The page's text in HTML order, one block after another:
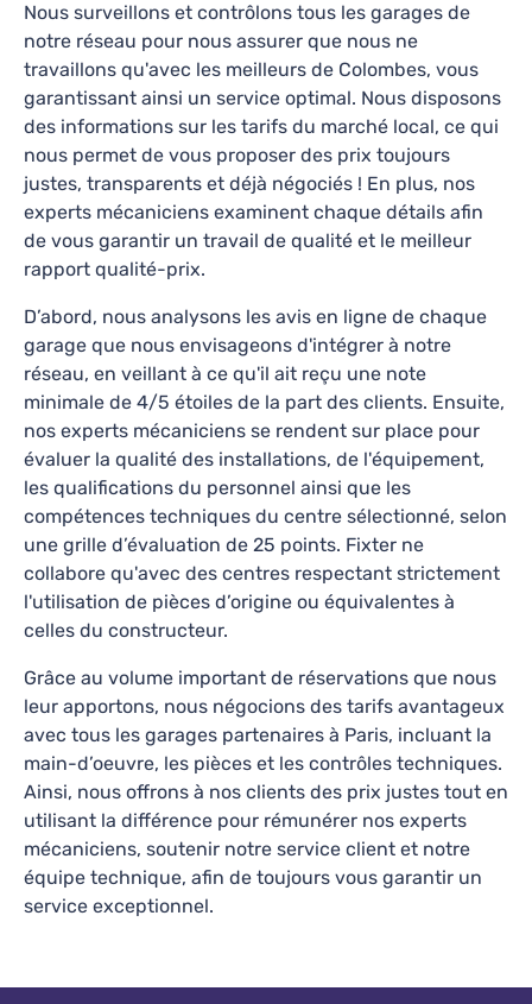
vous dire que ce garage est le meilleur que j’ai pu
trouver. Les vitres de ma fiat 500 ne s’ouvraient
plus et ce monsieur me les a changées
parfaitement, et comble de l’honnêteté cela lui
ayant pris moins de temps que prévu il m’a réduit
le prix qu’il m’avait indiqué sur le devis… je n’ai
jamais vu ça et pourtant ça existe… de plus j’ai eu
un rdv rapidement, ils Se sont arrangés au plus
vite pour me rajouter car je devais prendre la
avec la dame au téléphone également très
aimable merci à elle! Avec en prime d’excellents
conseils pour la suite et garder le véhicule en
état le plus longtemps possible de monsieur et
son collègue, ainsi que madame au téléphone.
Merci infiniment pour votre professionnalisme
ainsi que votre disponibilité: vous êtes
merveilleux toute l’équipe ! ^^ foncez les yeux
fermés , vraiment, je ne comprends pas certains
mauvais avis sincèrement car des mauvaises
expériences dans des garages j’en ai vécues des
pouvez y aller les yeux fermés !
Alix L — il y a 2 mois
10+
Réservations avec Fixter
10+
Années d'activité
AS Auto Sécurité Contrôle technique
Nanterre La Boule
4.8 842
TARIFS FIXTER
10 Avenue Vladimir Ilitch Lénine, Hauts-de-Seine,
Nanterre, 92000
Lundi-Vendredi: 08h30 - 18h00
Contrôle Technique
Collecte & restitution disponible
En savoir plus
Ce qu’en disent nos clients
Cool
François Dufranc —a month ago
Réservations avec Fixter
10
Années d'activité
Autovision - Argenteuil (95)
TARIFS FIXTER
Nous surveillons et contrôlons tous les garages de
notre réseau pour nous assurer que nous ne
travaillons qu'avec les meilleurs de Colombes, vous
garantissant ainsi un service optimal. Nous disposons
des informations sur les tarifs du marché local, ce qui
nous permet de vous proposer des prix toujours
justes, transparents et déjà négociés ! En plus, nos
experts mécaniciens examinent chaque détails afin
de vous garantir un travail de qualité et le meilleur
rapport qualité-prix.
D’abord, nous analysons les avis en ligne de chaque
garage que nous envisageons d'intégrer à notre
réseau, en veillant à ce qu'il ait reçu une note
minimale de 4/5 étoiles de la part des clients. Ensuite,
nos experts mécaniciens se rendent sur place pour
évaluer la qualité des installations, de l'équipement,
les qualifications du personnel ainsi que les
compétences techniques du centre sélectionné, selon
une grille d’évaluation de 25 points. Fixter ne
collabore qu'avec des centres respectant strictement
l'utilisation de pièces d’origine ou équivalentes à
celles du constructeur.
Grâce au volume important de réservations que nous
leur apportons, nous négocions des tarifs avantageux
avec tous les garages partenaires à Paris, incluant la
main-d’oeuvre, les pièces et les contrôles techniques.
Ainsi, nous offrons à nos clients des prix justes tout en
utilisant la différence pour rémunérer nos experts
mécaniciens, soutenir notre service client et notre
équipe technique, afin de toujours vous garantir un
service exceptionnel.